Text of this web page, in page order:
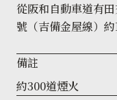
從阪和自動車道有
號（吉備金屋線）
備註
約300道煙火